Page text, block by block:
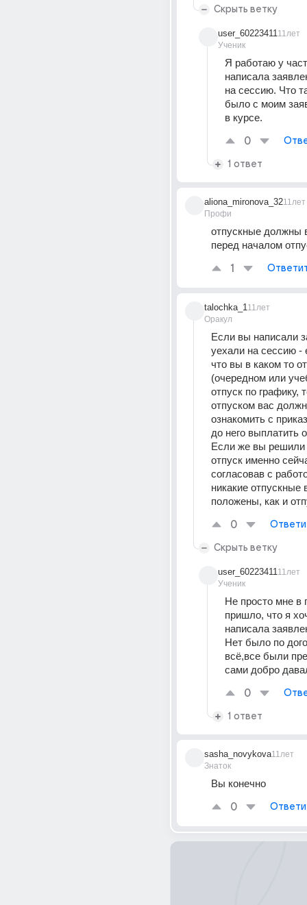
Скрыть ветку
user_60223411
Ученик
11лет
Я работаю у
написала
на сессию. Что
было с моим
в курсе.
0
1 ответ
aliona_mironova_32
Профи
11лет
отпускные должны
перед началом
1
talochka_1
Оракул
11лет
Если вы написали
уехали на сессию -
что вы в каком то
(очередном или
отпуск по графику,
отпуском вас
ознакомить с
до него выплатить
Если же вы решили
отпуск именно
согласовав с
никакие отпускные
положены, как и
0
Скрыть ветку
user_60223411
Ученик
11лет
Не просто мне в
пришло, что я
написала
Нет было по
всё,все были
сами добро
0
1 ответ
sasha_novykova
Знаток
11лет
Вы конечно
0